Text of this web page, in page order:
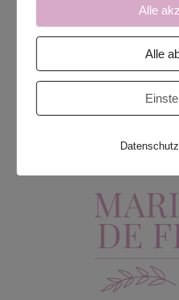
folge oder
info@mariages-de-
Alle
Alle
Datenschutz